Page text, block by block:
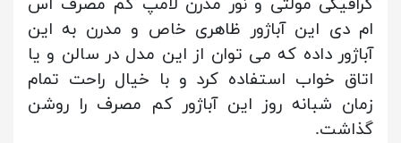
گرافیکی مولتی و نور مدرن لامپ کم مصرف اس
ام دی این آباژور ظاهری خاص و مدرن به این
آباژور داده که می توان از این مدل در سالن و یا
اتاق خواب استفاده کرد و با خیال راحت تمام
زمان شبانه روز این آباژور کم مصرف را روشن
گذاشت.